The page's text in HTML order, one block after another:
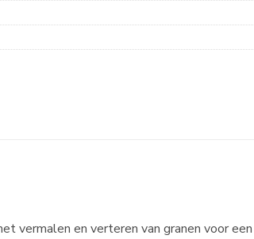
vermalen en verteren van granen voor een